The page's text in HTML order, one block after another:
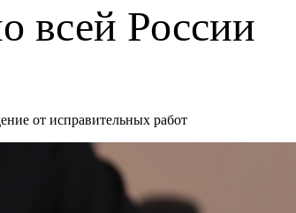
всей России
от исправительных работ